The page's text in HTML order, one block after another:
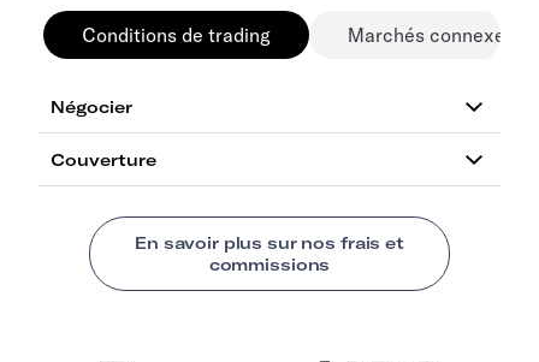
Conditions de trading Marchés connexes